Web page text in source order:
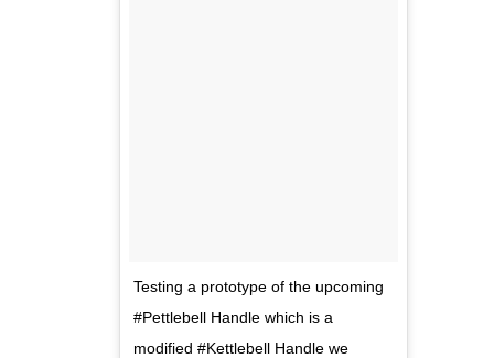
Testing a prototype of the upcoming
#Pettlebell Handle which is a
modified #Kettlebell Handle we